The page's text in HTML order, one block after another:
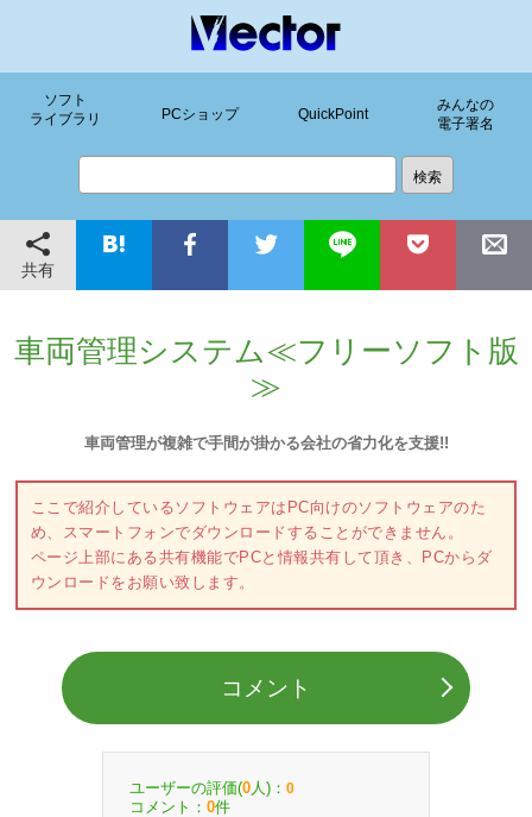
ソフト
ライブラリ
PCショップ QuickPoint
みんなの
電子署名
共有
車両管理システム≪フリーソフト版
≫
車両管理が複雑で手間が掛かる会社の省力化を支援!!
ここで紹介しているソフトウェアはPC向けのソフトウェアのた
め、スマートフォンでダウンロードすることができません。
ページ上部にある共有機能でPCと情報共有して頂き、PCからダ
ウンロードをお願い致します。
コメント
ユーザーの評価(0 人)： 0
コメント： 0件